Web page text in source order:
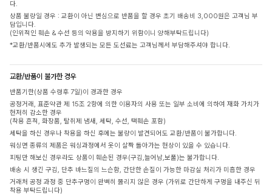
다.
상품 불량일 경우 : 교환이 아닌 변심으로 반품을 할 경우 초기 배송비 3,000원은 고객님 부
담입니다.
(인위적인 훼손 & 수선 등의 악용을 방지하기 위함이니 양해부탁드립니다)
*교환/반품시에도 추가 발생되는 모든 도선료는 고객님께서 부담해주셔야 합니다.
교환/반품이 불가한 경우
반품기한(상품 수령후 7일)이 경과한 경우
공정거래, 표준약관 제 15조 2항에 의한 이용자의 사용 또는 일부 소비에 의하여 재화 가치가
현저히 감소한 경우
(착용 흔적, 화장품, 탈취제 냄새, 세탁, 수선, 택훼손 포함)
세탁을 하신 경우나 착용을 하신 후에는 불량이 발견되어도 교환/반품이 불가합니다.
워싱면 종류의 제품은 워싱과정에서 옷이 살짝 돌아가는 현상이 있을 수 있습니다.
피팅만 해보신 경우라도 상품이 훼손된 경우(구김,늘어남,보풀)는 불가합니다.
배송 시 생긴 구김, 단추 바느질의 느슨함, 간단한 손질이 가능한 마감실 처리가 미흡한 경우
거래처 공정 과정 중 단추구멍이 완벽히 뚫리지 않은 경우 (가위로 간단하게 구멍을 내주신 뒤
착용 부탁드립니다)